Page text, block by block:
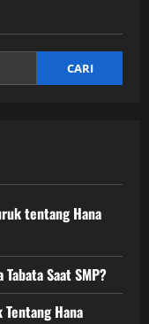
CARI
tentang Hana
Saat SMP?
Hana